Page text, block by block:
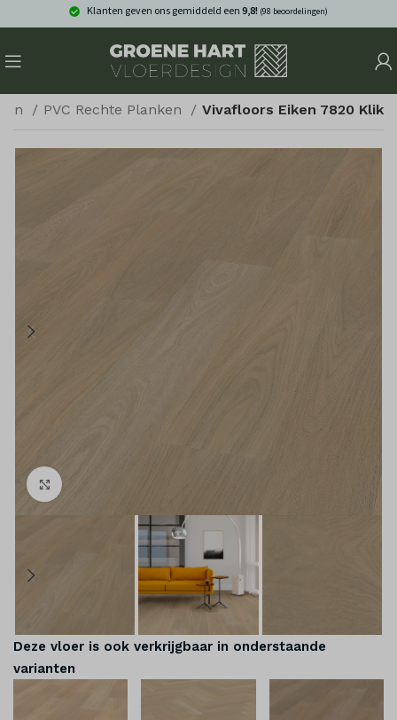
Klanten geven ons gemiddeld een 9,8! (98 beoordelingen)
PVC Rechte Planken Vivafloors Eiken 7820 Klik
Deze vloer is ook verkrijgbaar in onderstaande
varianten